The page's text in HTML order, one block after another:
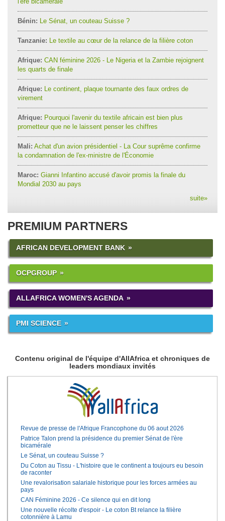
Bénin: Le Sénat, un couteau Suisse ?
Tanzanie: Le textile au cœur de la relance de la filière coton
Afrique: CAN féminine 2026 - Le Nigeria et la Zambie rejoignent
les quarts de finale
Afrique: Le continent, plaque tournante des faux ordres de
virement
Afrique: Pourquoi l'avenir du textile africain est bien plus
prometteur que ne le laissent penser les chiffres
Mali: Achat d'un avion présidentiel - La Cour suprême confirme
la condamnation de l'ex-ministre de l'Économie
Maroc: Gianni Infantino accusé d'avoir promis la finale du
Mondial 2030 au pays
suite»
PREMIUM PARTNERS
AFRICAN DEVELOPMENT BANK
OCPGROUP
ALLAFRICA WOMEN'S AGENDA
PMI SCIENCE
Contenu original de l'équipe d'AllAfrica et chroniques de
leaders mondiaux invités
Revue de presse de l'Afrique Francophone du 06 aout 2026
Patrice Talon prend la présidence du premier Sénat de l'ère
bicamérale
Le Sénat, un couteau Suisse ?
Du Coton au Tissu - L'histoire que le continent a toujours eu besoin
de raconter
Une revalorisation salariale historique pour les forces armées au
pays
CAN Féminine 2026 - Ce silence qui en dit long
Une nouvelle récolte d'espoir - Le coton Bt relance la filière
cotonnière à Lamu